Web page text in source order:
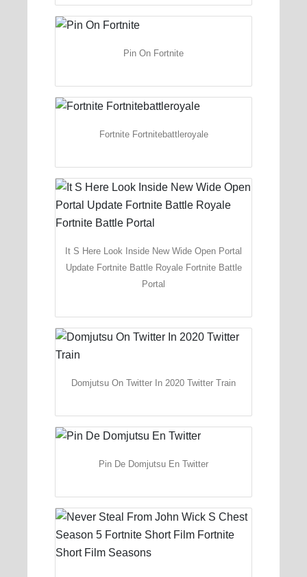
Pin On Fortnite
Fortnite Fortnitebattleroyale
It S Here Look Inside New Wide Open Portal
Update Fortnite Battle Royale Fortnite Battle
Portal
Domjutsu On Twitter In 2020 Twitter Train
Pin De Domjutsu En Twitter